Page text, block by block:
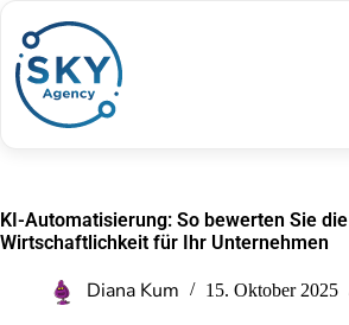
KI-Automatisierung: So bewerten Sie die
Wirtschaftlichkeit für Ihr Unternehmen
Diana Kum 15. Oktober 2025